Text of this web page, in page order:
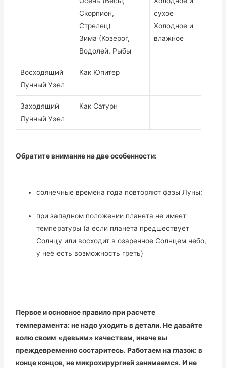
Скорпион,
Стрелец)
Зима (Козерог,
Водолей, Рыбы
сухое
Холодное и
влажное
Восходящий
Лунный Узел
Как Юпитер
Заходящий
Лунный Узел
Как Сатурн
Обратите внимание на две особенности:
солнечные времена года повторяют фазы Луны;
при западном положении планета не имеет
температуры (а если планета предшествует
Солнцу или восходит в озаренное Солнцем небо,
у неё есть возможность греть)
Первое и основное правило при расчете
темперамента: не надо уходить в детали. Не давайте
волю своим «девьим» качествам, иначе вы
преждевременно состаритесь. Работаем на глазок: в
конце концов, не микрохирургией занимаемся. И не